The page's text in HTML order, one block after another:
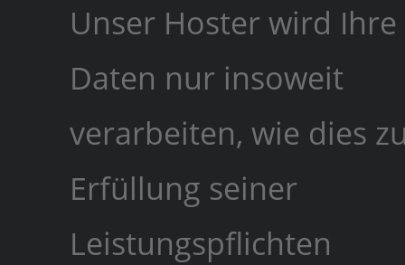
Unser Hoster wird Ihre
Daten nur insoweit
verarbeiten, wie dies
Erfüllung seiner
Leistungspflichten